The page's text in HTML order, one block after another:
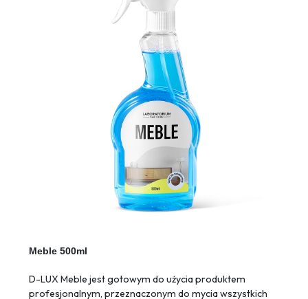
Meble 500ml
D-LUX Meble jest gotowym do użycia produktem
profesjonalnym, przeznaczonym do mycia wszystkich